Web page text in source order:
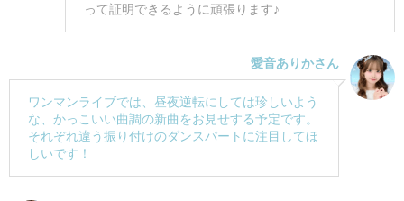
って証明できるように頑張ります♪
愛音ありかさん
ワンマンライブでは、昼夜逆転にしては珍しいよう
な、かっこいい曲調の新曲をお見せする予定です。
それぞれ違う振り付けのダンスパートに注目してほ
しいです！